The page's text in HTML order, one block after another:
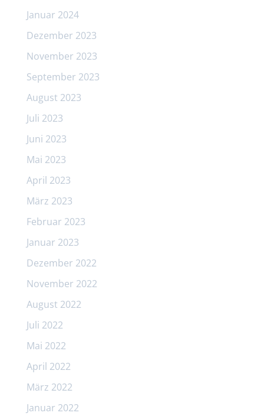
Januar 2024
Dezember 2023
November 2023
September 2023
August 2023
Juli 2023
Juni 2023
Mai 2023
April 2023
März 2023
Februar 2023
Januar 2023
Dezember 2022
November 2022
August 2022
Juli 2022
Mai 2022
April 2022
März 2022
Januar 2022